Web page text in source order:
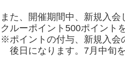
また、開催期間中、新規入会
クルーポイント500ポイント
※ポイントの付与、新規入会
後日になります。7月中旬